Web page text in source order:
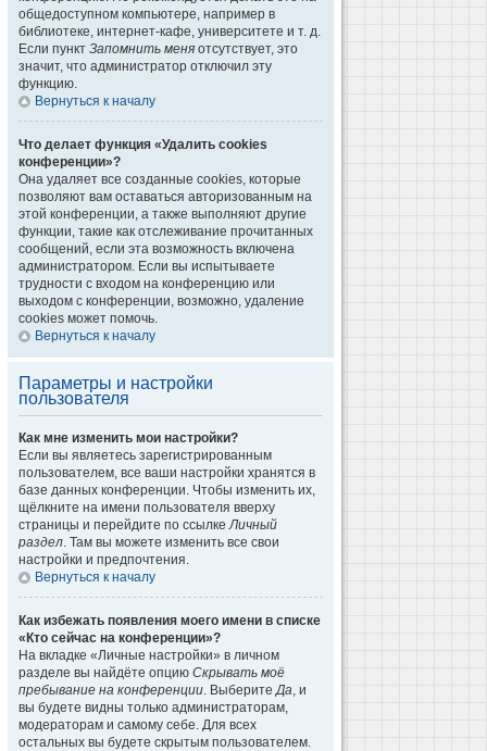
общедоступном компьютере, например в
библиотеке, интернет-кафе, университете и т. д.
Если пункт Запомнить меня отсутствует, это
значит, что администратор отключил эту
функцию.
Вернуться к началу
Что делает функция «Удалить cookies
конференции»?
Она удаляет все созданные cookies, которые
позволяют вам оставаться авторизованным на
этой конференции, а также выполняют другие
функции, такие как отслеживание прочитанных
сообщений, если эта возможность включена
администратором. Если вы испытываете
трудности с входом на конференцию или
выходом с конференции, возможно, удаление
cookies может помочь.
Вернуться к началу
Параметры и настройки
пользователя
Как мне изменить мои настройки?
Если вы являетесь зарегистрированным
пользователем, все ваши настройки хранятся в
базе данных конференции. Чтобы изменить их,
щёлкните на имени пользователя вверху
страницы и перейдите по ссылкеЛичный
раздел. Там вы можете изменить все свои
настройки и предпочтения.
Вернуться к началу
Как избежать появления моего имени в списке
«Кто сейчас на конференции»?
На вкладке «Личные настройки» в личном
разделе вы найдёте опцию Скрывать моё
пребывание на конференции. ВыберитеДа, и
вы будете видны только администраторам,
модераторам и самому себе. Для всех
остальных вы будете скрытым пользователем.